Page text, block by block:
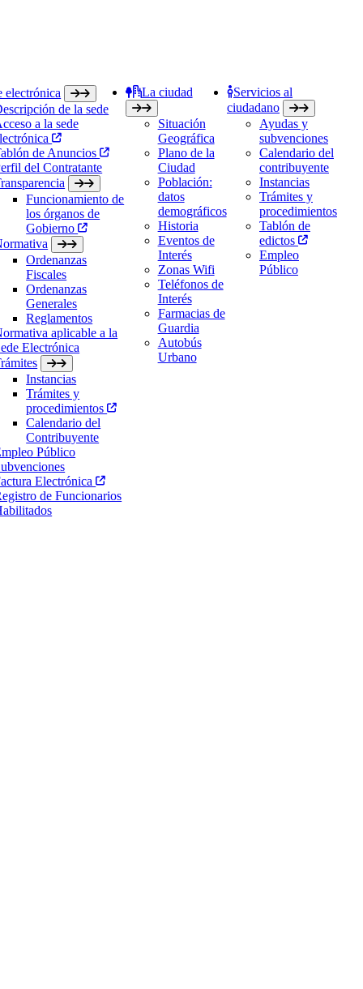
electrónica
de la sede
a la sede
de Anuncios
del Contratante
Funcionamiento de
los órganos de
Gobierno
Ordenanzas
Fiscales
Ordenanzas
Generales
Reglamentos
aplicable a la
Electrónica
Instancias
Trámites y
procedimientos
Calendario del
Contribuyente
Público
Electrónica
de Funcionarios
La ciudad
Situación
Geográfica
Plano de la
Ciudad
Población:
datos
demográficos
Historia
Eventos de
Interés
Zonas Wifi
Teléfonos de
Interés
Farmacias de
Guardia
Autobús
Urbano
Servicios al
ciudadano
Ayudas y
subvenciones
Calendario del
contribuyente
Instancias
Trámites y
procedimientos
Tablón de
edictos
Empleo
Público